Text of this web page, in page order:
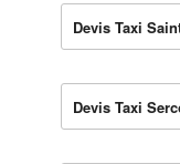
Devis Taxi
Devis Taxi